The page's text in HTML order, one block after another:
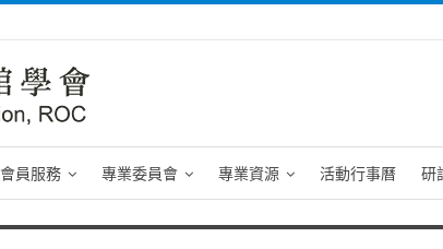
會員服務 專業委員會 專業資源 活動行事曆 研